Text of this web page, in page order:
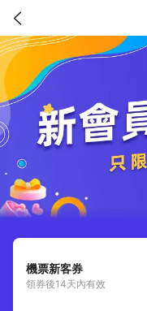
機票新客券
領券後14天內有效